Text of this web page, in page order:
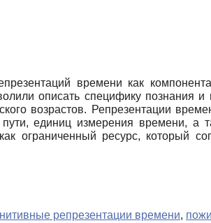
времени как
описать специфику познания
возрастов. Репрезентации
единиц измерения времени, а
ограниченный ресурс, который
репрезентации времени,